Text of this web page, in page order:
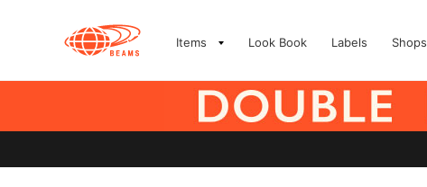
Items Look Book Labels Shops